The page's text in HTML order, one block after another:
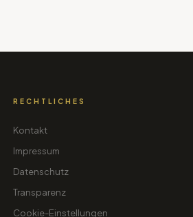
RECHTLICHES
Kontakt
Impressum
Datenschutz
Transparenz
Cookie-Einstellungen